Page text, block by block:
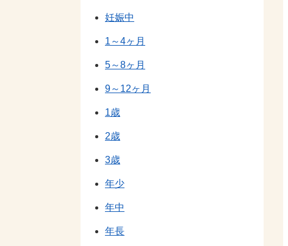
妊娠中
1～4ヶ月
5～8ヶ月
9～12ヶ月
1歳
2歳
3歳
年少
年中
年長